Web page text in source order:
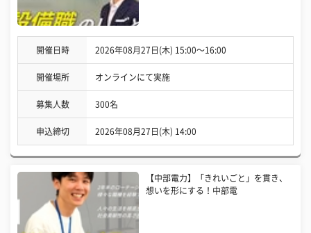
開催日時 2026年08月27日(木) 15:00〜16:00
開催場所 オンラインにて実施
募集人数 300名
申込締切 2026年08月27日(木) 14:00
【中部電力】「きれいごと」を貫き、
想いを形にする！中部電